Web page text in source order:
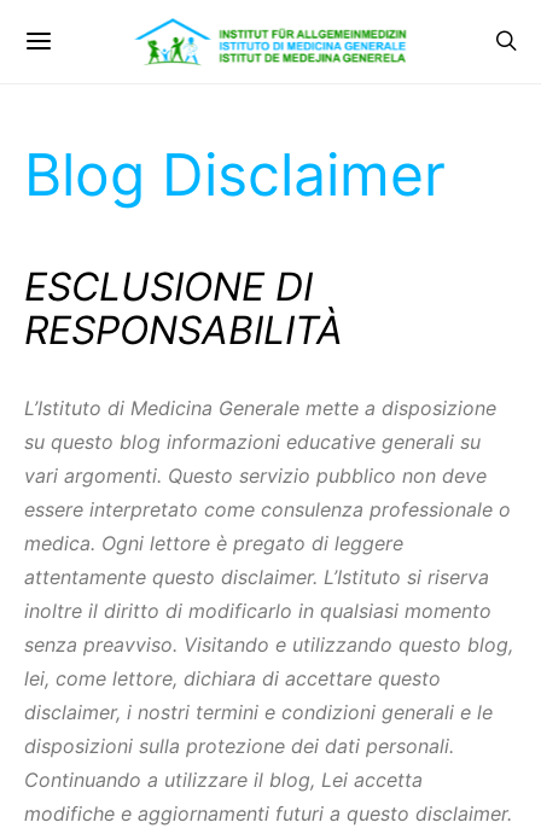
Blog Disclaimer
ESCLUSIONE DI
RESPONSABILITÀ
L’Istituto di Medicina Generale mette a disposizione
su questo blog informazioni educative generali su
vari argomenti. Questo servizio pubblico non deve
essere interpretato come consulenza professionale o
medica. Ogni lettore è pregato di leggere
attentamente questo disclaimer. L’Istituto si riserva
inoltre il diritto di modificarlo in qualsiasi momento
senza preavviso. Visitando e utilizzando questo blog,
lei, come lettore, dichiara di accettare questo
disclaimer, i nostri termini e condizioni generali e le
disposizioni sulla protezione dei dati personali.
Continuando a utilizzare il blog, Lei accetta
modifiche e aggiornamenti futuri a questo disclaimer.